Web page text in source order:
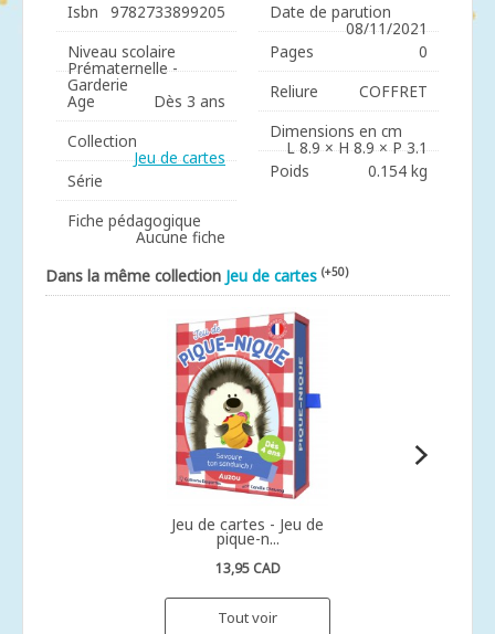
Isbn
9782733899205
Niveau scolaire
Prématernelle -
Garderie
Age
Dès 3 ans
Collection
Jeu de cartes
Série
Fiche pédagogique
Aucune fiche
Date de parution
08/11/2021
Pages
0
Reliure
COFFRET
Dimensions en cm
L 8.9 × H 8.9 × P 3.1
Poids
0.154 kg
Dans la même collection Jeu de cartes (+50)
Jeu de cartes - Jeu de
pique-n...
13,95 CAD
Tout voir